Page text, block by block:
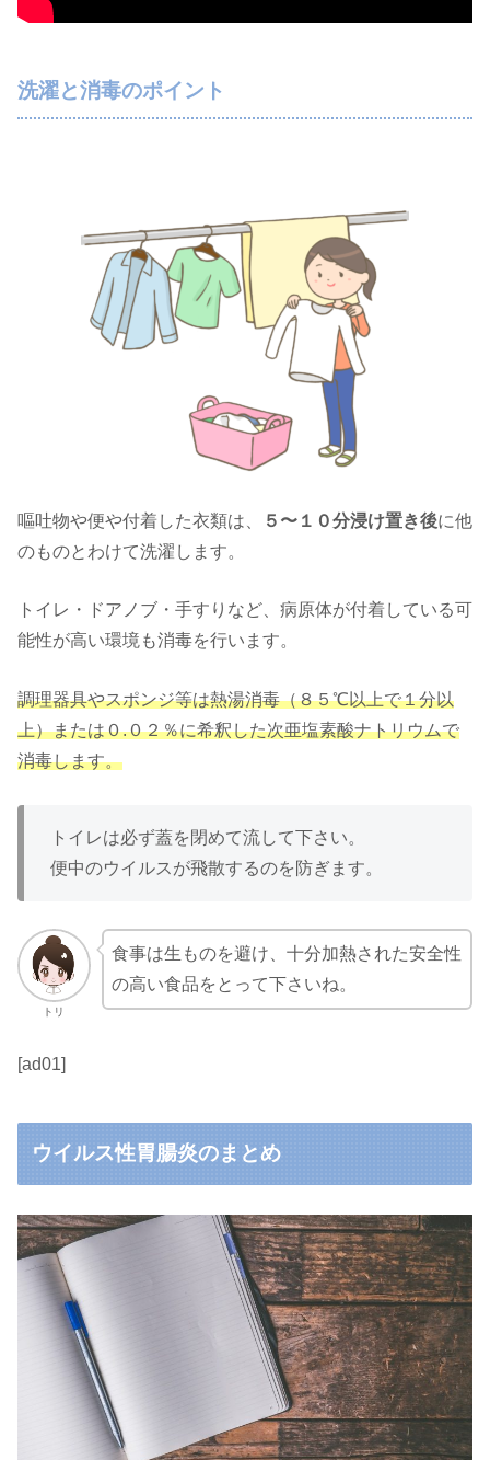
洗濯と消毒のポイント
嘔吐物や便や付着した衣類は、 ５〜１０分浸け置き後に他
のものとわけて洗濯します。
トイレ・ドアノブ・手すりなど、病原体が付着している可
能性が高い環境も消毒を行います。
調理器具やスポンジ等は熱湯消毒（８５℃以上で１分以
上）または０.０２％に希釈した次亜塩素酸ナトリウムで
消毒します。
トイレは必ず蓋を閉めて流して下さい。
便中のウイルスが飛散するのを防ぎます。
トリ
食事は生ものを避け、十分加熱された安全性
の高い食品をとって下さいね。
[ad01]
ウイルス性胃腸炎のまとめ